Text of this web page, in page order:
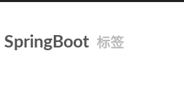
SpringBoot 标签